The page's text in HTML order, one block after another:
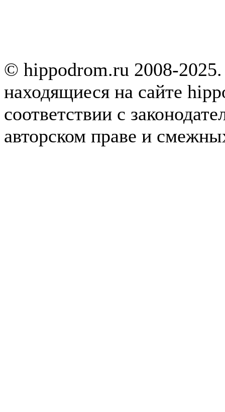
© hippodrom.ru 2008-
находящиеся на сайте
соответствии с
авторском праве и